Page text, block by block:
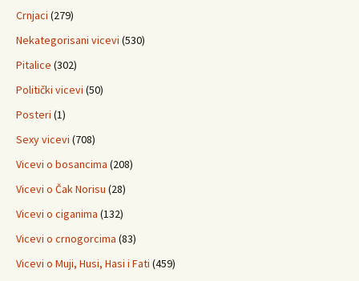
Crnjaci (279)
Nekategorisani vicevi (530)
Pitalice (302)
Politički vicevi (50)
Posteri (1)
Sexy vicevi (708)
Vicevi o bosancima (208)
Vicevi o Čak Norisu (28)
Vicevi o ciganima (132)
Vicevi o crnogorcima (83)
Vicevi o Muji, Husi, Hasi i Fati (459)